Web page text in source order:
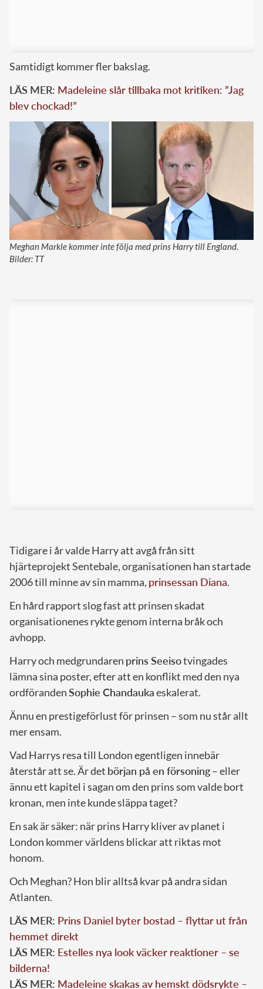
Samtidigt kommer fler bakslag.
LÄS MER: Madeleine slår tillbaka mot kritiken: ”Jag
blev chockad!”
Meghan Markle kommer inte följa med prins Harry till England.
Bilder: TT
Tidigare i år valde Harry att avgå från sitt
hjärteprojekt Sentebale, organisationen han startade
2006 till minne av sin mamma, prinsessan Diana.
En hård rapport slog fast att prinsen skadat
organisationenes rykte genom interna bråk och
avhopp.
Harry och medgrundaren prins Seeisotvingades
lämna sina poster, efter att en konflikt med den nya
ordförandenSophie Chandaukaeskalerat.
Ännu en prestigeförlust för prinsen – som nu står allt
mer ensam.
Vad Harrys resa till London egentligen innebär
återstår att se. Är det början på en försoning– eller
ännu ett kapitel i sagan om den prins som valde bort
kronan, men inte kunde släppa taget?
En sak är säker: när prins Harry kliver av planet i
London kommer världens blickar att riktas mot
honom.
Och Meghan? Hon blir alltså kvar på andra sidan
Atlanten.
LÄS MER: Prins Daniel byter bostad – flyttar ut från
hemmet direkt
LÄS MER: Estelles nya look väcker reaktioner – se
bilderna!
LÄS MER: Madeleine skakas av hemskt dödsrykte –